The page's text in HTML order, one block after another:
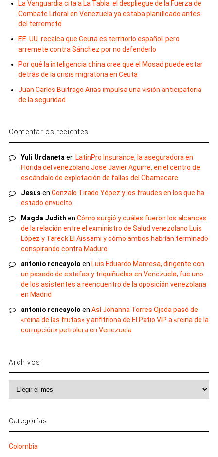
La Vanguardia cita a La Tabla: el despliegue de la Fuerza de
Combate Litoral en Venezuela ya estaba planificado antes
del terremoto
EE. UU. recalca que Ceuta es territorio español, pero
arremete contra Sánchez por no defenderlo
Por qué la inteligencia china cree que el Mosad puede estar
detrás de la crisis migratoria en Ceuta
Juan Carlos Buitrago Arias impulsa una visión anticipatoria
de la seguridad
Comentarios recientes
Yuli Urdaneta en LatinPro Insurance, la aseguradora en
Florida del venezolano José Javier Aguirre, en el centro de
escándalo de explotación de fallas del Obamacare
Jesus en Gonzalo Tirado Yépez y los fraudes en los que ha
estado envuelto
Magda Judith en Cómo surgió y cuáles fueron los alcances
de la relación entre el exministro de Salud venezolano Luis
López y Tareck El Aissami y cómo ambos habrían terminado
conspirando contra Maduro
antonio roncayolo en Luis Eduardo Manresa, dirigente con
un pasado de estafas y triquiñuelas en Venezuela, fue uno
de los asistentes a reencuentro de la oposición venezolana
en Madrid
antonio roncayolo en Así Johanna Torres Ojeda pasó de
«reina de las frutas» y anfitriona de El Patio VIP a «reina de la
corrupción» petrolera en Venezuela
Archivos
Categorías
Colombia